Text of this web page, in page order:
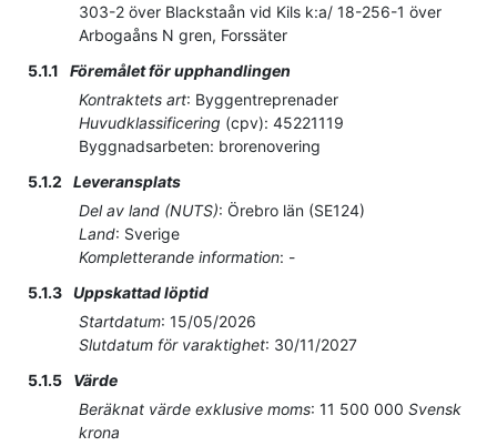
303-2 över Blackstaån vid Kils k:a/ 18-256-1 över
Arbogaåns N gren, Forssäter
5.1.1
Föremålet för upphandlingen
Kontraktets art: Byggentreprenader
Huvudklassificering (cpv): 45221119
Byggnadsarbeten: brorenovering
5.1.2
Leveransplats
Del av land (NUTS): Örebro län (SE124)
Land: Sverige
Kompletterande information: -
5.1.3 Uppskattad löptid
Startdatum: 15/05/2026
Slutdatum för varaktighet: 30/11/2027
5.1.5
Värde
Beräknat värde exklusive moms: 11 500 000 Svensk
krona